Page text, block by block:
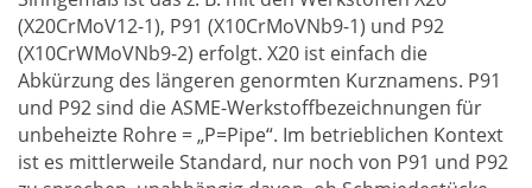
(X20CrMoV12-1), P91 (X10CrMoVNb9-1) und P92
(X10CrWMoVNb9-2) erfolgt. X20 ist einfach die
Abkürzung des längeren genormten Kurznamens. P91
und P92 sind die ASME-Werkstoffbezeichnungen für
unbeheizte Rohre = „P=Pipe“. Im betrieblichen Kontext
ist es mittlerweile Standard, nur noch von P91 und P92